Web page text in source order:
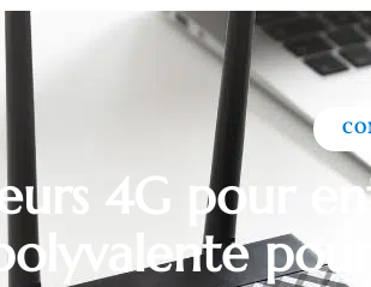
4G pour
polyvalente